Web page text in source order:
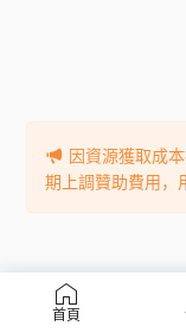
首頁
因資源獲取成
期上調贊助費用，